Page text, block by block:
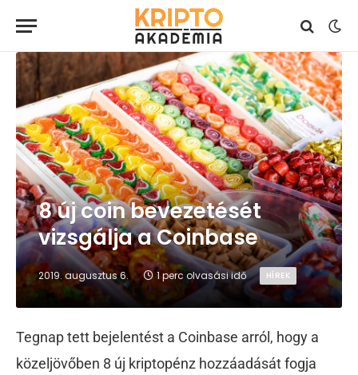
8 új coin bevezetését
vizsgálja a Coinbase
2019. augusztus 6. 1 perc olvasási idő HÍREK
Tegnap tett bejelentést a Coinbase arról, hogy a
közeljövőben 8 új kriptopénz hozzáadását fogja